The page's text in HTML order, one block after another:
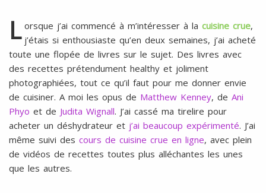
L orsque j’ai commencé à m’intéresser à la cuisine crue,
j’étais si enthousiaste qu’en deux semaines, j’ai acheté
toute une flopée de livres sur le sujet. Des livres avec
des recettes prétendument healthy et joliment
photographiées, tout ce qu’il faut pour me donner envie
de cuisiner. A moi les opus de Matthew Kenney, de Ani
Phyo et de Judita Wignall. J’ai cassé ma tirelire pour
acheter un déshydrateur et j’ai beaucoup expérimenté. J’ai
même suivi des cours de cuisine crue en ligne, avec plein
de vidéos de recettes toutes plus alléchantes les unes
que les autres.